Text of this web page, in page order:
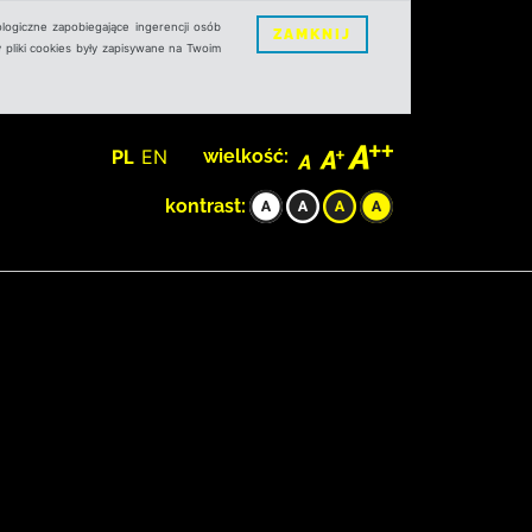
zapobiegające ingerencji osób
cookies były zapisywane na Twoim
ZAMKNIJ
PL EN wielkość:
kontrast: